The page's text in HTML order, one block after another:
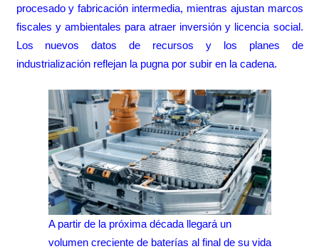
procesado y fabricación intermedia, mientras ajustan marcos
fiscales y ambientales para atraer inversión y licencia social.
Los nuevos datos de recursos y los planes de
industrialización reflejan la pugna por subir en la cadena.
A partir de la próxima década llegará un
volumen creciente de baterías al final de su vida